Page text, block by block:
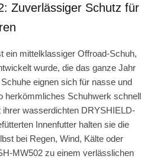
Zuverlässiger Schutz für
ein mittelklassiger Offroad-Schuh,
wurde, die das ganze Jahr
eignen sich für nasse und
herkömmliches Schuhwerk schnell
wasserdichten DRYSHIELD-
Innenfutter halten sie die
bei Regen, Wind, Kälte oder
MW502 zu einem verlässlichen